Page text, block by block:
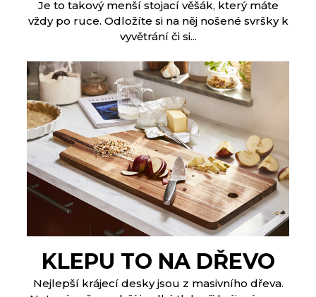
Je to takový menší stojací věšák, který máte
vždy po ruce. Odložíte si na něj nošené svršky k
vyvětrání či si...
KLEPU TO NA DŘEVO
Nejlepší krájecí desky jsou z masivního dřeva.